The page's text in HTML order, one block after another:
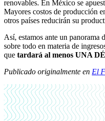
renovables. En México se
Mayores costos de producción
otros países reducirán su
Así, estamos ante un panorama
sobre todo en materia de
que tardará al menos UNA
Publicado originalmente en El